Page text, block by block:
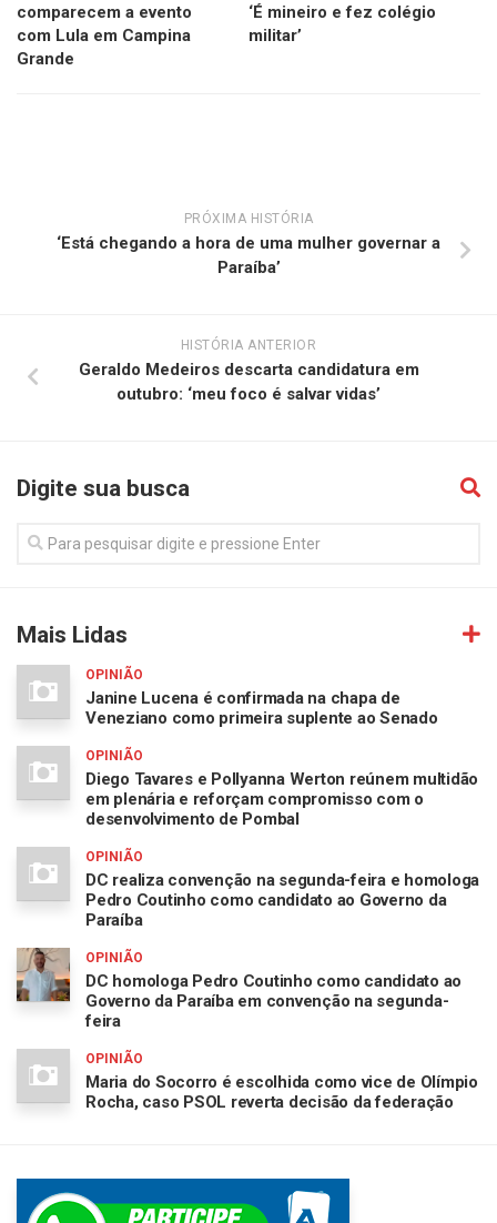
comparecem a evento
com Lula em Campina
Grande
‘É mineiro e fez colégio
militar’
PRÓXIMA HISTÓRIA
‘Está chegando a hora de uma mulher governar a
Paraíba’
HISTÓRIA ANTERIOR
Geraldo Medeiros descarta candidatura em
outubro: ‘meu foco é salvar vidas’
Digite sua busca
Mais Lidas
OPINIÃO
Janine Lucena é confirmada na chapa de
Veneziano como primeira suplente ao Senado
OPINIÃO
Diego Tavares e Pollyanna Werton reúnem multidão
em plenária e reforçam compromisso com o
desenvolvimento de Pombal
OPINIÃO
DC realiza convenção na segunda-feira e homologa
Pedro Coutinho como candidato ao Governo da
Paraíba
OPINIÃO
DC homologa Pedro Coutinho como candidato ao
Governo da Paraíba em convenção na segunda-
feira
OPINIÃO
Maria do Socorro é escolhida como vice de Olímpio
Rocha, caso PSOL reverta decisão da federação